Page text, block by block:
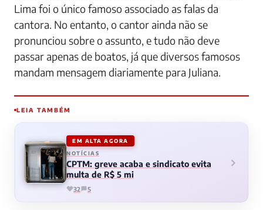
Lima foi o único famoso associado as falas da
cantora. No entanto, o cantor ainda não se
pronunciou sobre o assunto, e tudo não deve
passar apenas de boatos, já que diversos famosos
mandam mensagem diariamente para Juliana.
LEIA TAMBÉM
EM ALTA AGORA
NOTÍCIAS
CPTM: greve acaba e sindicato evita
multa de R$ 5 mi
32 5